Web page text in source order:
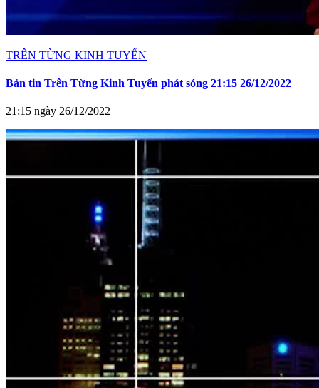
TRÊN TỪNG KINH TUYẾN
Bản tin Trên Từng Kinh Tuyến phát sóng 21:15 26/12/2022
21:15 ngày 26/12/2022